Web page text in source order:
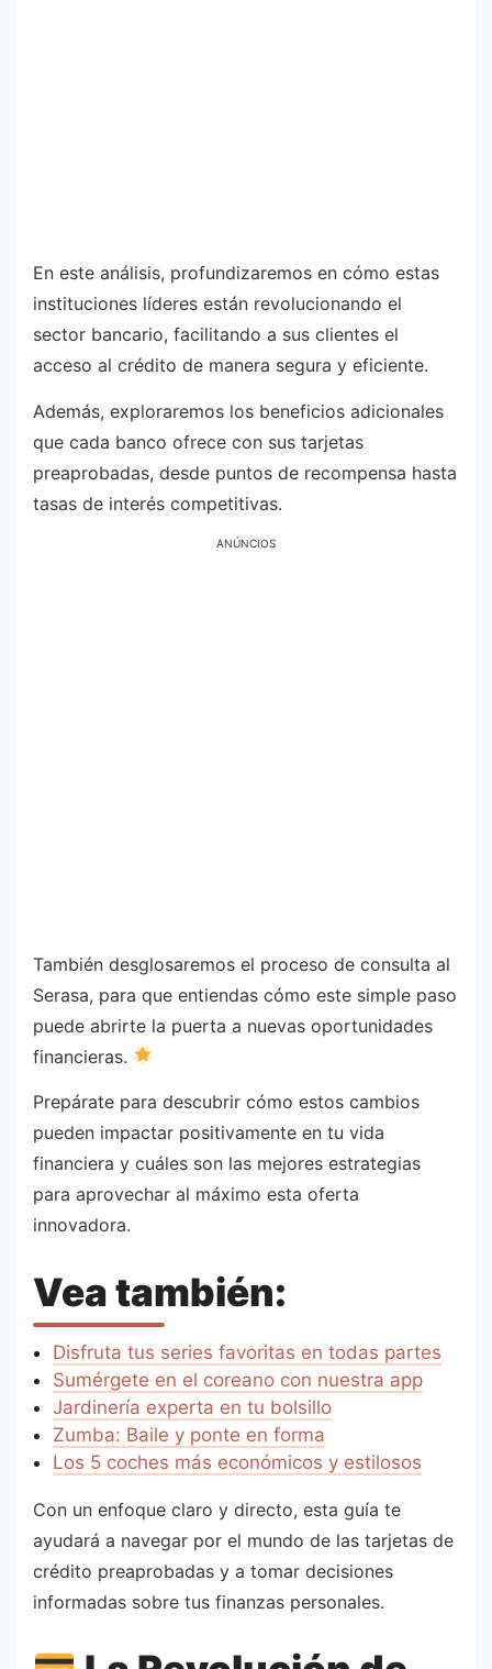
En este análisis, profundizaremos en cómo estas
instituciones líderes están revolucionando el
sector bancario, facilitando a sus clientes el
acceso al crédito de manera segura y eficiente.
Además, exploraremos los beneficios adicionales
que cada banco ofrece con sus tarjetas
preaprobadas, desde puntos de recompensa hasta
tasas de interés competitivas.
ANÚNCIOS
También desglosaremos el proceso de consulta al
Serasa, para que entiendas cómo este simple paso
puede abrirte la puerta a nuevas oportunidades
financieras.
Prepárate para descubrir cómo estos cambios
pueden impactar positivamente en tu vida
financiera y cuáles son las mejores estrategias
para aprovechar al máximo esta oferta
innovadora.
Vea también:
Disfruta tus series favoritas en todas partes
Sumérgete en el coreano con nuestra app
Jardinería experta en tu bolsillo
Zumba: Baile y ponte en forma
Los 5 coches más económicos y estilosos
Con un enfoque claro y directo, esta guía te
ayudará a navegar por el mundo de las tarjetas de
crédito preaprobadas y a tomar decisiones
informadas sobre tus finanzas personales.